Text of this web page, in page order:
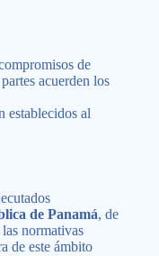
de
acuerden los
establecidos al
de Panamá, de
normativas
de este ámbito